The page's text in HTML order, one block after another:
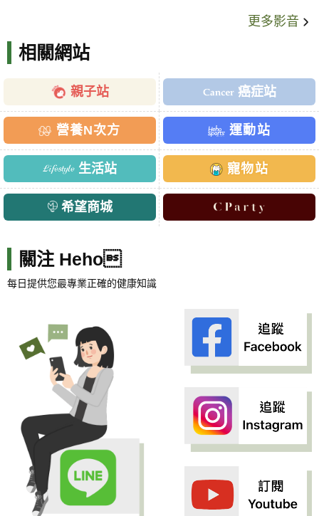
更多影音
相關網站
親子站 癌症站
營養N次方 運動站
生活站 寵物站
希望商城
關注 Heho
每日提供您最專業正確的健康知識